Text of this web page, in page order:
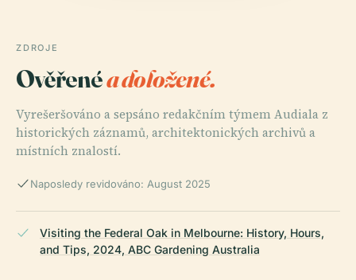
ZDROJE
Ověřenéa doložené.
Vyrešeršováno a sepsáno redakčním týmem Audiala z
historických záznamů, architektonických archivů a
místních znalostí.
Naposledy revidováno: August 2025
Visiting the Federal Oak in Melbourne: History, Hours,
and Tips, 2024, ABC Gardening Australia